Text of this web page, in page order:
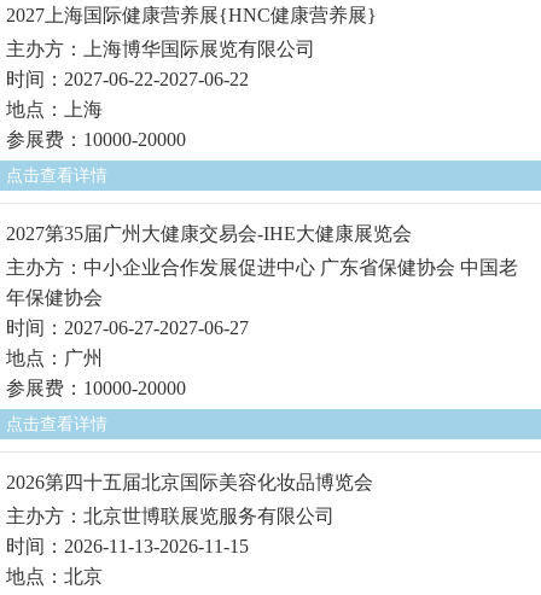
2027上海国际健康营养展{HNC健康营养展}
主办方：上海博华国际展览有限公司
时间：2027-06-22-2027-06-22
地点：上海
参展费：10000-20000
点击查看详情
2027第35届广州大健康交易会-IHE大健康展览会
主办方：中小企业合作发展促进中心 广东省保健协会 中国老
年保健协会
时间：2027-06-27-2027-06-27
地点：广州
参展费：10000-20000
点击查看详情
2026第四十五届北京国际美容化妆品博览会
主办方：北京世博联展览服务有限公司
时间：2026-11-13-2026-11-15
地点：北京